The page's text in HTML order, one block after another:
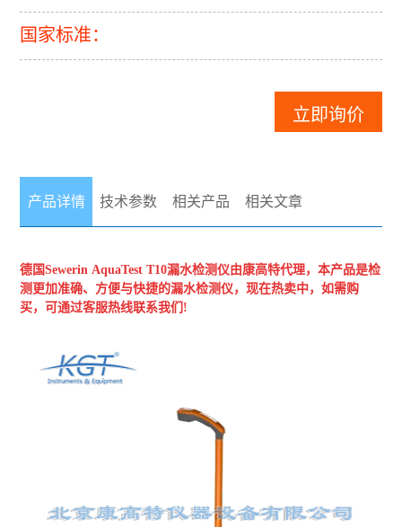
国家标准：
立即询价
产品详情 技术参数 相关产品 相关文章
德国Sewerin AquaTest T10漏水检测仪由康高特代理，本产品是检
测更加准确、方便与快捷的漏水检测仪，现在热卖中，如需购
买，可通过客服热线联系我们 !